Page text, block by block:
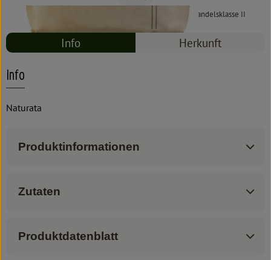
#8906 Handelsklasse II
Info Herkunft
Info
Naturata
Produktinformationen
Zutaten
Produktdatenblatt